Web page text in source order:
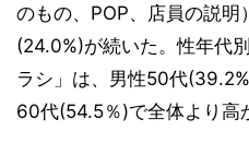
のもの、POP、店員の説明
(24.0%)が続いた。性年代
ラシ」は、男性50代
60代(54.5％)で全体より高